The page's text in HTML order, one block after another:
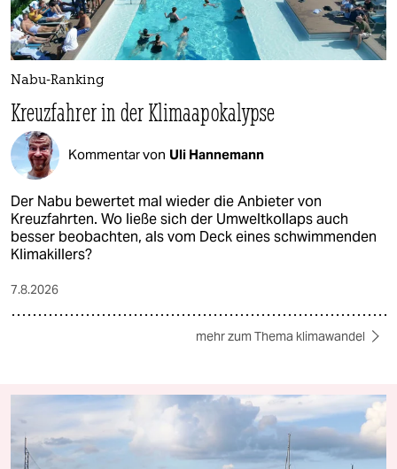
Nabu-Ranking
Kreuzfahrer in der Klimaapokalypse
Kommentar von Uli Hannemann
Der Nabu bewertet mal wieder die Anbieter von
Kreuzfahrten. Wo ließe sich der Umweltkollaps auch
besser beobachten, als vom Deck eines schwimmenden
Klimakillers?
7.8.2026
mehr zum Thema klimawandel